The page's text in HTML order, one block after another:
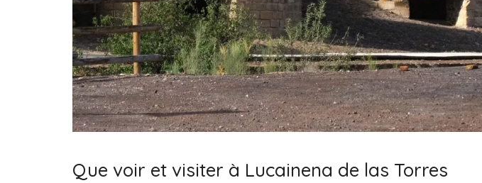
Que voir et visiter à Lucainena de las Torres